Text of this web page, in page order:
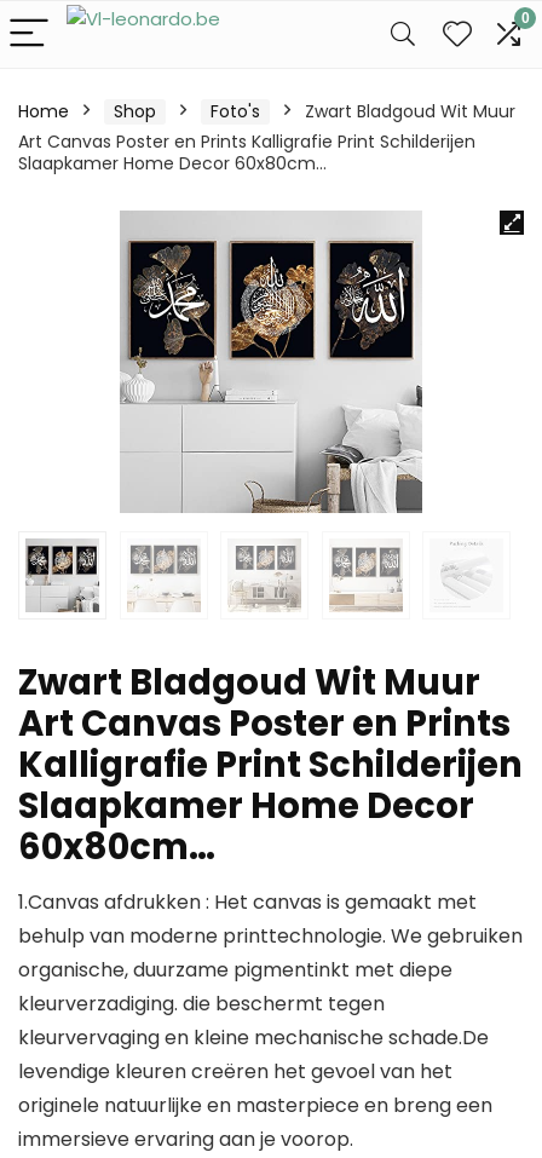
0
Home Shop Foto's
Zwart Bladgoud Wit Muur
Art Canvas Poster en Prints Kalligrafie Print Schilderijen
Slaapkamer Home Decor 60x80cm…
Zwart Bladgoud Wit Muur
Art Canvas Poster en Prints
Kalligrafie Print Schilderijen
Slaapkamer Home Decor
60x80cm…
1.Canvas afdrukken : Het canvas is gemaakt met
behulp van moderne printtechnologie. We gebruiken
organische, duurzame pigmentinkt met diepe
kleurverzadiging. die beschermt tegen
kleurvervaging en kleine mechanische schade.De
levendige kleuren creëren het gevoel van het
originele natuurlijke en masterpiece en breng een
immersieve ervaring aan je voorop.